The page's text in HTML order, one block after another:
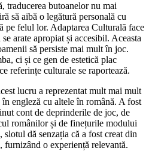
traducerea butoanelor nu mai
să aibă o legătură personală cu
pe felul lor. Adaptarea Culturală face
arate apropiat și accesibil. Aceasta
să persiste mai mult în joc.
ci și ce gen de estetică plac
referințe culturale se raportează.
lucru a reprezentat mult mai mult
engleză cu altele în română. A fost
cont de deprinderile de joc, de
românilor și de finețurile modului
dă senzația că a fost creat din
furnizând o experiență relevantă.